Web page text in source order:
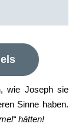
wie Joseph sie
Sinne haben.
hätten!